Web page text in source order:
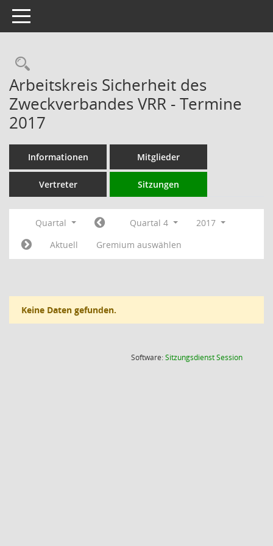
Toggle navigation
Rechercheauswahl
Arbeitskreis Sicherheit des
Zweckverbandes VRR - Termine
2017
Informationen Mitglieder
Vertreter Sitzungen
Quartal Quartal 4
2017
Aktuell
Gremium auswählen
Keine Daten gefunden.
Software:SitzungsdienstSession(Wird in